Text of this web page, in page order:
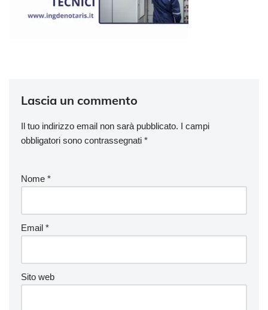
Lascia un commento
Il tuo indirizzo email non sarà pubblicato. I campi
obbligatori sono contrassegnati *
Nome *
Email *
Sito web